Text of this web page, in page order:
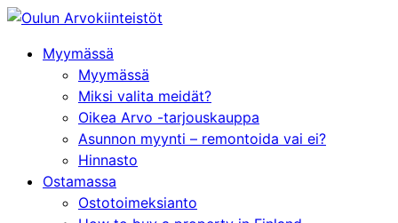
Siirry
sisältöönMyymässä
Myymässä
Miksi valita meidät?
Oikea Arvo -tarjouskauppa
Asunnon myynti – remontoida vai ei?
Hinnasto
Ostamassa
Ostotoimeksianto